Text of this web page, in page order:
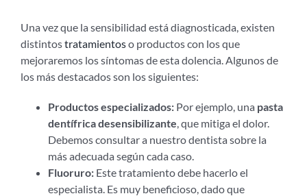
Una vez que la sensibilidad está diagnosticada, existen
distintostratamientoso productos con los que
mejoraremos los síntomas de esta dolencia. Algunos de
los más destacados son los siguientes:
Productos especializados: Por ejemplo, una pasta
dentífrica desensibilizante , que mitiga el dolor.
Debemos consultar a nuestro dentista sobre la
más adecuada según cada caso.
Fluoruro: Este tratamiento debe hacerlo el
especialista. Es muy beneficioso, dado que